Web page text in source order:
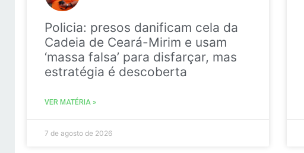
Policia: presos danificam cela da
Cadeia de Ceará-Mirim e usam
‘massa falsa’ para disfarçar, mas
estratégia é descoberta
VER MATÉRIA »
7 de agosto de 2026